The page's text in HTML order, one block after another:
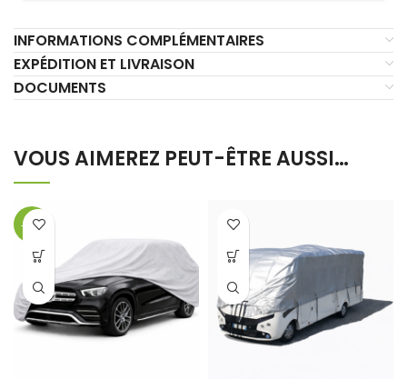
INFORMATIONS COMPLÉMENTAIRES
EXPÉDITION ET LIVRAISON
DOCUMENTS
VOUS AIMEREZ PEUT-ÊTRE AUSSI…
-34%